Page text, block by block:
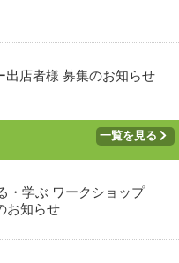
出店者様 募集のお知らせ
一覧を見る
・学ぶ ワークショップ
お知らせ